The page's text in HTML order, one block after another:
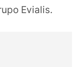
Evialis.